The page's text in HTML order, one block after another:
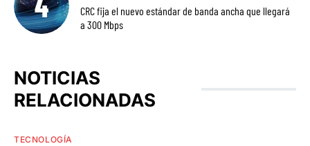
CRC fija el nuevo estándar de banda ancha que llegará
a 300 Mbps
NOTICIAS
RELACIONADAS
TECNOLOGÍA